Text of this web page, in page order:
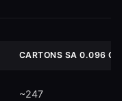
CARTONS SA 0.096
~247